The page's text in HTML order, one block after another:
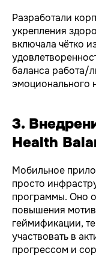
Разработали
укрепления
включала чётко
баланса работа/
эмоционального
3.
Health
Мобильное
просто
программы. Оно
повышения
геймификации,
участвовать в
прогрессом и